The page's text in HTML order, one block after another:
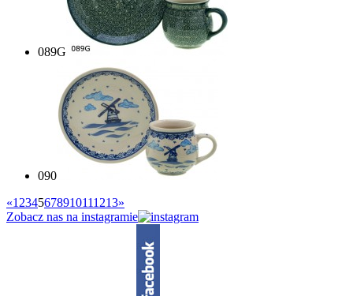
089G
090
«1 2345678910111213»
Zobacz nas na instagramie